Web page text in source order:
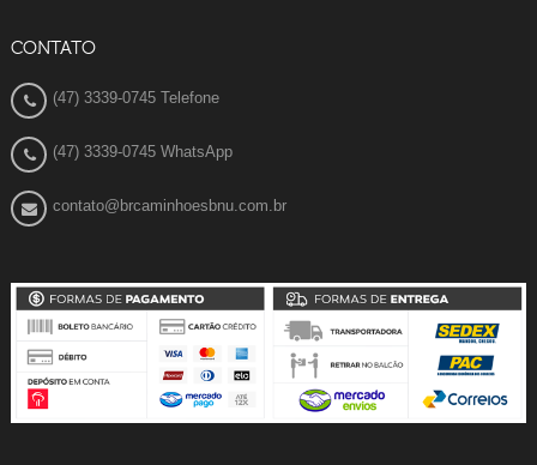
CONTATO
(47) 3339-0745 Telefone
(47) 3339-0745 WhatsApp
contato@brcaminhoesbnu.com.br